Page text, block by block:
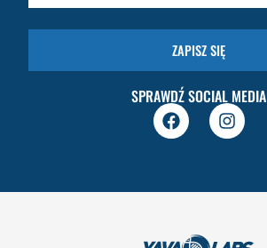
ZAPISZ SIĘ
SPRAWDŹ SOCIAL MEDIA
F
a
k
I
n